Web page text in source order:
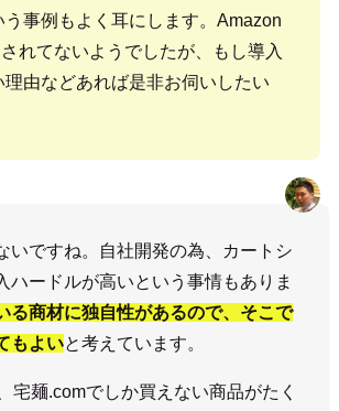
う事例もよく耳にします。Amazon
れてないようでしたが、もし導入
理由などあれば是非お伺いしたい
いですね。自社開発の為、カートシ
ハードルが高いという事情もありま
る商材に独自性があるので、そこで
もよいと考えています。
宅麺.comでしか買えない商品がたく